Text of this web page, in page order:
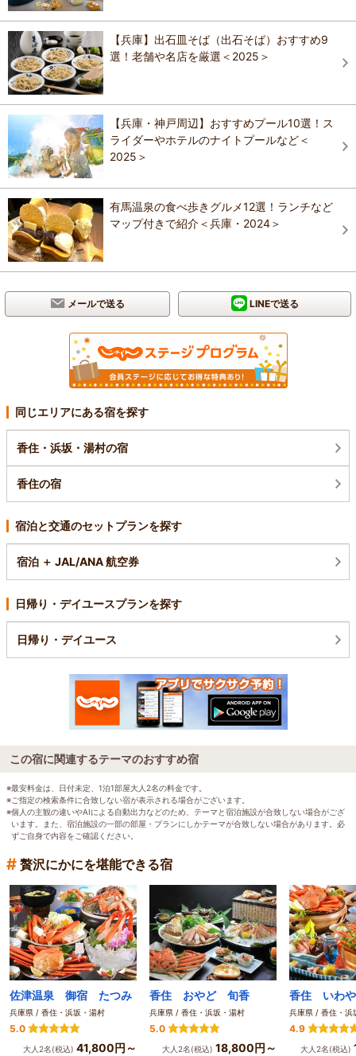
【兵庫】出石皿そば（出石そば）おすすめ9
選！老舗や名店を厳選＜2025＞
【兵庫・神戸周辺】おすすめプール10選！ス
ライダーやホテルのナイトプールなど＜
2025＞
有馬温泉の食べ歩きグルメ12選！ランチなど
マップ付きで紹介＜兵庫・2024＞
メールで送る LINEで送る
同じエリアにある宿を探す
香住・浜坂・湯村の宿
香住の宿
宿泊と交通のセットプランを探す
宿泊 ＋ JAL/ANA 航空券
日帰り・デイユースプランを探す
日帰り・デイユース
この宿に関連するテーマのおすすめ宿
※最安料金は、日付未定、1泊1部屋大人2名の料金です。
※ご指定の検索条件に合致しない宿が表示される場合がございます。
※個人の主観の違いやAIによる自動出力などのため、テーマと宿泊施設が合致しない場合がござ
います。また、宿泊施設の一部の部屋・プランにしかテーマが合致しない場合があります。必
ずご自身で内容をご確認ください。
# 贅沢にかにを堪能できる宿
佐津温泉 御宿 たつみ
兵庫県 / 香住・浜坂・湯村
5.0
大人2名(税込) 41,800円～
香住 おやど 旬香
兵庫県 / 香住・浜坂・湯村
5.0
大人2名(税込) 18,800円～
香住 いわや
兵庫県 / 香住・浜
4.9
大人2名(税込)